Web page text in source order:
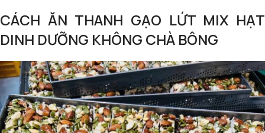
CÁCH ĂN THANH GẠO LỨT MIX HẠT
DINH DƯỠNG KHÔNG CHÀ BÔNG